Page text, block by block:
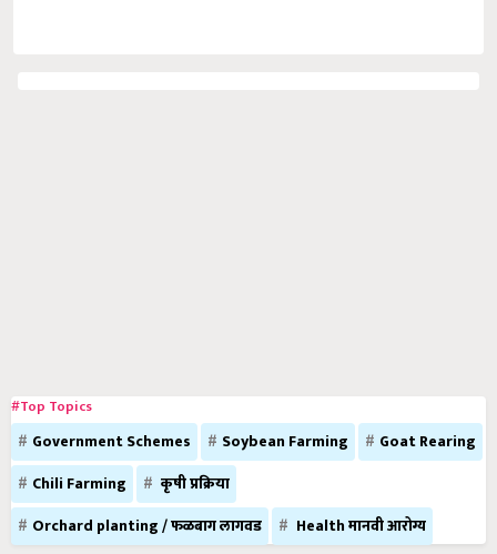
#Top Topics
Government Schemes Soybean Farming
Goat Rearing
Chili Farming
कृषी प्रक्रिया
Orchard planting / फळबाग लागवड
Health मानवी आरोग्य